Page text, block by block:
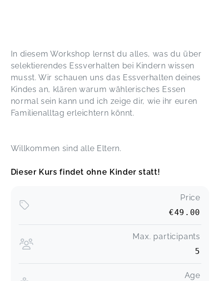
In diesem Workshop lernst du alles, was du über
selektierendes Essverhalten bei Kindern wissen
musst. Wir schauen uns das Essverhalten deines
Kindes an, klären warum wählerisches Essen
normal sein kann und ich zeige dir, wie ihr euren
Familienalltag erleichtern könnt.
Willkommen sind alle Eltern.
Dieser Kurs findet ohne Kinder statt!
Price
€49.00
Max. participants
5
Age